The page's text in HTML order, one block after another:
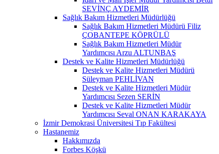
SEVİNÇ AYDEMİR
Sağlık Bakım Hizmetleri Müdürlüğü
Sağlık Bakım Hizmetleri Müdürü Filiz
ÇOBANTEPE KÖPRÜLÜ
Sağlık Bakım Hizmetleri Müdür
Yardımcısı Arzu ALTUNBAŞ
Destek ve Kalite Hizmetleri Müdürlüğü
Destek ve Kalite Hizmetleri Müdürü
Süleyman PEHLİVAN
Destek ve Kalite Hizmetleri Müdür
Yardımcısı Sezen SERİN
Destek ve Kalite Hizmetleri Müdür
Yardımcısı Seval ONAN KARAKAYA
İzmir Demokrasi Üniversitesi Tıp Fakültesi
Hastanemiz
Hakkımızda
Forbes Köşkü